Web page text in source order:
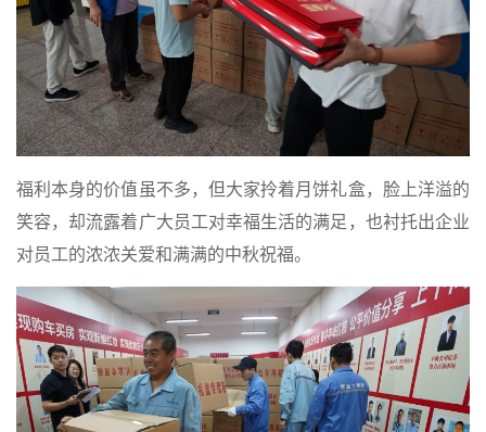
福利本身的价值虽不多，但大家拎着月饼礼盒，脸上洋溢的
笑容，却流露着广大员工对幸福生活的满足，也衬托出企业
对员工的浓浓关爱和满满的中秋祝福。